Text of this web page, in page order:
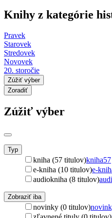
Knihy z kategórie
Pravek
Starovek
Stredovek
Novovek
20. storočie
Zúžiť výber
Zoradiť
Zúžiť výber
Typ
kniha (57 titulov)kniha57
e-kniha (10 titulov)e-
audiokniha (8 titulov)
Zobraziť iba
novinky (0 titulov)